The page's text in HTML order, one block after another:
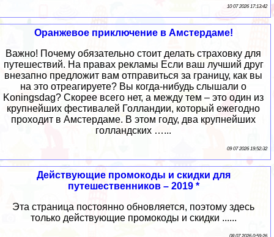
10 07 2026 17:13:42
Оранжевое приключение в Амстердаме!
Важно! Почему обязательно стоит делать страховку для
путешествий. На правах рекламы Если ваш лучший друг
внезапно предложит вам отправиться за границу, как вы
на это отреагируете? Вы когда-нибудь слышали о
Koningsdag? Скорее всего нет, а между тем – это один из
крупнейших фестивалей Голландии, который ежегодно
проходит в Амстердаме. В этом году, два крупнейших
голландских …...
09 07 2026 19:52:32
Действующие промокоды и скидки для
путешественников – 2019 *
Эта страница постоянно обновляется, поэтому здесь
только действующие промокоды и скидки ......